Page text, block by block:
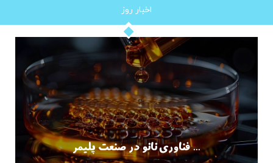
اخبار روز
فناوری نانو در صنعت پلیمر ...